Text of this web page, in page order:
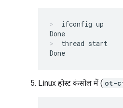
ifconfig up
thread start
Linux होस्ट कंसोल में ( ot-